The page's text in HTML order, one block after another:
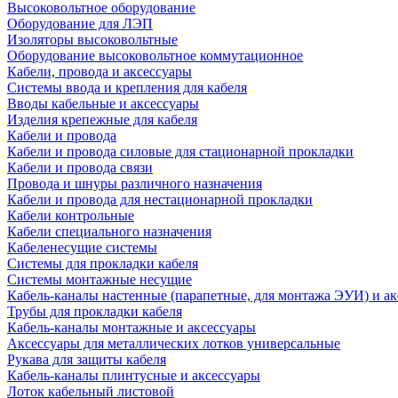
Высоковольтное оборудование
Оборудование для ЛЭП
Изоляторы высоковольтные
Оборудование высоковольтное коммутационное
Кабели, провода и аксессуары
Системы ввода и крепления для кабеля
Вводы кабельные и аксессуары
Изделия крепежные для кабеля
Кабели и провода
Кабели и провода силовые для стационарной прокладки
Кабели и провода связи
Провода и шнуры различного назначения
Кабели и провода для нестационарной прокладки
Кабели контрольные
Кабели специального назначения
Кабеленесущие системы
Системы для прокладки кабеля
Системы монтажные несущие
Кабель-каналы настенные (парапетные, для монтажа ЭУИ) и
Трубы для прокладки кабеля
Кабель-каналы монтажные и аксессуары
Аксессуары для металлических лотков универсальные
Рукава для защиты кабеля
Кабель-каналы плинтусные и аксессуары
Лоток кабельный листовой